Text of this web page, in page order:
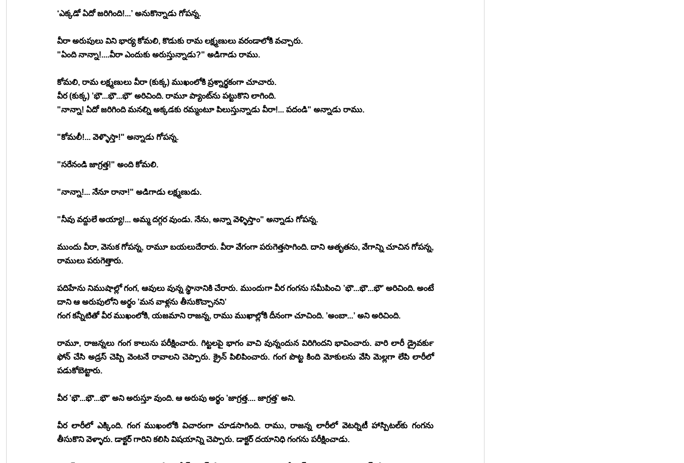
‘ఎక్కడో ఏదో జరిగింది!...’ అనుకొన్నాడు గోపన్న.
వీరా అరుపులు విని భార్య కోమలి, కొడుకు రామ లక్ష్మణులు వరండాలోకి వచ్చారు.
"ఏంది నాన్నా!....వీరా ఎందుకు అరుస్తున్నాడు?" అడిగాడు రాము.
కోమలి, రామ లక్ష్మణులు వీరా (కుక్క) ముఖంలోకి ప్రశ్నార్థకంగా చూచారు.
వీర (కుక్క) ’భౌ...భౌ...భౌ’ అరిచింది. రామూ ప్యాంట్‍ను పట్టుకొని లాగింది.
"నాన్నా! ఏదో జరిగింది మనల్ని అక్కడకు రమ్మంటూ పిలుస్తున్నాడు వీరా!... పదండి" అన్నాడు రాము.
"కోమలీ!... వెళ్ళొస్తా!" అన్నాడు గోపన్న.
"సరేనండి జాగ్రత్త!" అంది కోమలి.
"నాన్నా!... నేనూ రానా!" అడిగాడు లక్ష్మణుడు.
"నీవు వద్దులే అయ్యా!... అమ్మ దగ్గర వుండు. నేను, అన్నా వెళ్ళిస్తాం" అన్నాడు గోపన్న.
ముందు వీరా, వెనుక గోపన్న, రామూ బయలుదేరారు. వీరా వేగంగా పరుగెత్తసాగింది. దాని ఆతృతను, వేగాన్ని చూచిన గోపన్న,
రాములు పరుగెత్తారు.
పదిహేను నిముషాల్లో గంగ, ఆవులు వున్న స్థానానికి చేరారు. ముందుగా వీర గంగను సమీపించి ’భౌ...భౌ...భౌ’ అరిచింది. అంటే
దాని ఆ అరుపులోని అర్థం ’మన వాళ్లను తీసుకొచ్చానని’
గంగ కన్నీటితో వీర ముఖంలోకి, యజమాని రాజన్న, రాము ముఖాల్లోకి దీనంగా చూచింది. ’అంబా...’ అని అరిచింది.
రామూ, రాజన్నలు గంగ కాలును పరీక్షించారు. గిట్టలపై భాగం వాచి వున్నందున విరిగిందని భావించారు. వారి లారీ డ్రైవర్‍కు
ఫోన్ చేసి అడ్రస్ చెప్పి వెంటనే రావాలని చెప్పారు. క్రైన్ పిలిపించారు. గంగ పొట్ట కింది మోకులను వేసి మెల్లగా లేపి లారీలో
పడుకోబెట్టారు.
వీర ’భౌ...భౌ...భౌ’ అని అరుస్తూ వుంది. ఆ అరుపు అర్థం ’జాగ్రత్త.... జాగ్రత్త’ అని.
వీర లారీలో ఎక్కింది. గంగ ముఖంలోకి విచారంగా చూడసాగింది. రాము, రాజన్న లారీలో వెటర్నిటీ హాస్పిటల్‍కు గంగను
తీసుకొని వెళ్ళారు. డాక్టర్ గారిని కలిసి విషయాన్ని చెప్పారు. డాక్టర్ దయానిధి గంగను పరీక్షించాడు.